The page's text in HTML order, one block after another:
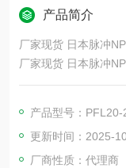
产品简介
厂家现货 日本脉冲
厂家现货 日本脉冲
等相关产品的研发、
产品型号：
更新时间：2025-
厂商性质：代理商